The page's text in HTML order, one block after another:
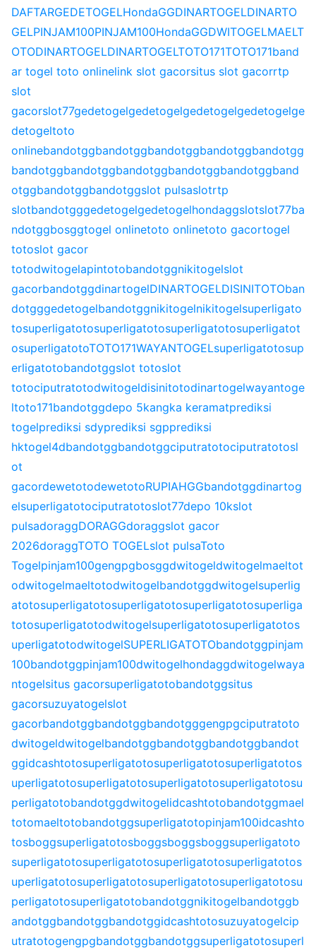
DAFTARGEDETOGELHondaGGDINARTOGELDINARTO
GELPINJAM100PINJAM100HondaGGDWITOGELMAELT
OTODINARTOGELDINARTOGELTOTO171TOTO171band
ar togel toto onlinelink slot gacorsitus slot gacorrtp
slot
gacorslot77gedetogelgedetogelgedetogelgedetogelge
detogeltoto
onlinebandotggbandotggbandotggbandotggbandotgg
bandotggbandotggbandotggbandotggbandotggband
otggbandotggbandotggslot pulsaslotrtp
slotbandotgggedetogelgedetogelhondaggslotslot77ba
ndotggbosggtogel onlinetoto onlinetoto gacortogel
totoslot gacor
totodwitogelapintotobandotggnikitogelslot
gacorbandotggdinartogelDINARTOGELDISINITOTOban
dotgggedetogelbandotggnikitogelnikitogelsuperligato
tosuperligatotosuperligatotosuperligatotosuperligatot
osuperligatotoTOTO171WAYANTOGELsuperligatotosup
erligatotobandotggslot totoslot
totociputratotodwitogeldisinitotodinartogelwayantoge
ltoto171bandotggdepo 5kangka keramatprediksi
togelprediksi sdyprediksi sgpprediksi
hktogel4dbandotggbandotggciputratotociputratotosl
ot
gacordewetotodewetotoRUPIAHGGbandotggdinartog
elsuperligatotociputratotoslot77depo 10kslot
pulsadoraggDORAGGdoraggslot gacor
2026doraggTOTO TOGELslot pulsaToto
Togelpinjam100gengpgbosggdwitogeldwitogelmaeltot
odwitogelmaeltotodwitogelbandotggdwitogelsuperlig
atotosuperligatotosuperligatotosuperligatotosuperliga
totosuperligatotodwitogelsuperligatotosuperligatotos
uperligatotodwitogelSUPERLIGATOTObandotggpinjam
100bandotggpinjam100dwitogelhondaggdwitogelwaya
ntogelsitus gacorsuperligatotobandotggsitus
gacorsuzuyatogelslot
gacorbandotggbandotggbandotgggengpgciputratoto
dwitogeldwitogelbandotggbandotggbandotggbandot
ggidcashtotosuperligatotosuperligatotosuperligatotos
uperligatotosuperligatotosuperligatotosuperligatotosu
perligatotobandotggdwitogelidcashtotobandotggmael
totomaeltotobandotggsuperligatotopinjam100idcashto
tosboggsuperligatotosboggsboggsboggsuperligatoto
superligatotosuperligatotosuperligatotosuperligatotos
uperligatotosuperligatotosuperligatotosuperligatotosu
perligatotosuperligatotobandotggnikitogelbandotggb
andotggbandotggbandotggidcashtotosuzuyatogelcip
utratotogengpgbandotggbandotggsuperligatotosuperl